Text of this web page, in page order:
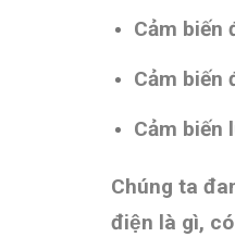
Cảm biến
Cảm biến
Cảm biến
Chúng ta
điện là gì,